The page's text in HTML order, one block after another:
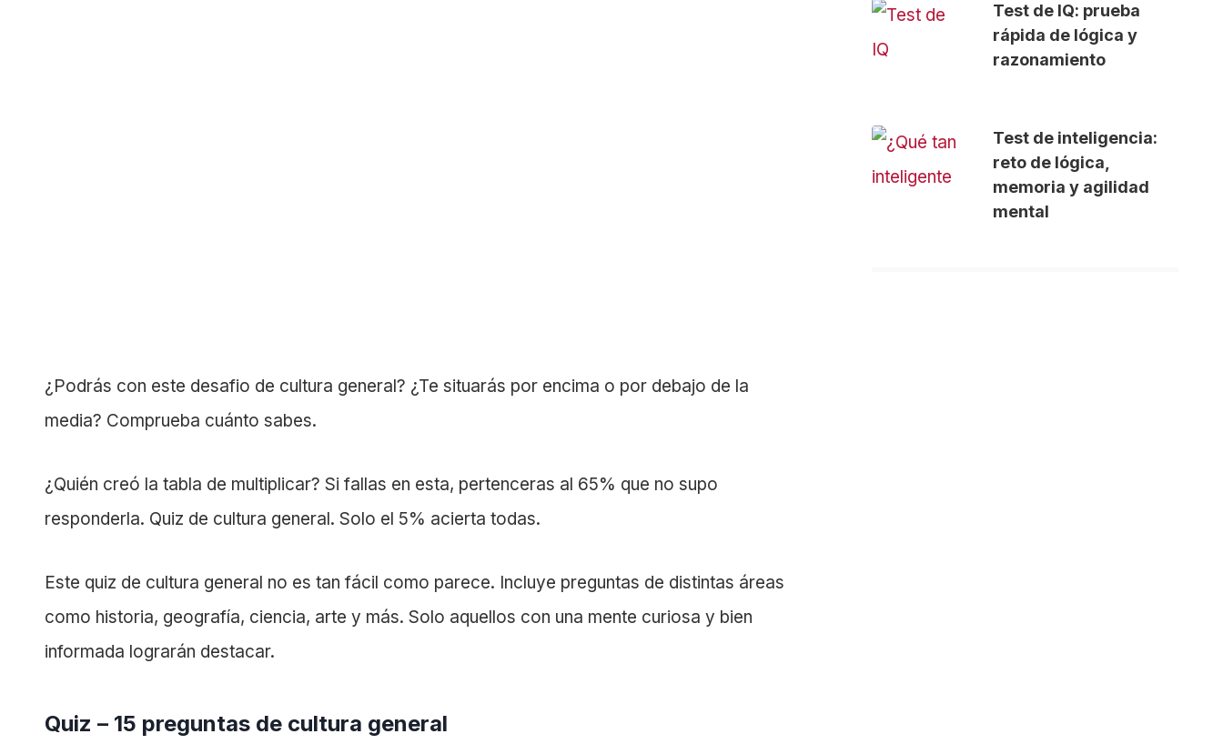
¿Podrás con este desafio de cultura general? ¿Te situarás por encima o por debajo de la
media? Comprueba cuánto sabes.
¿Quién creó la tabla de multiplicar? Si fallas en esta, pertenceras al 65% que no supo
responderla. Quiz de cultura general. Solo el 5% acierta todas.
Este quiz de cultura general no es tan fácil como parece. Incluye preguntas de distintas áreas
como historia, geografía, ciencia, arte y más. Solo aquellos con una mente curiosa y bien
informada lograrán destacar.
Quiz – 15 preguntas de cultura general
Test de IQ: prueba
rápida de lógica y
razonamiento
Test de inteligencia:
reto de lógica,
memoria y agilidad
mental